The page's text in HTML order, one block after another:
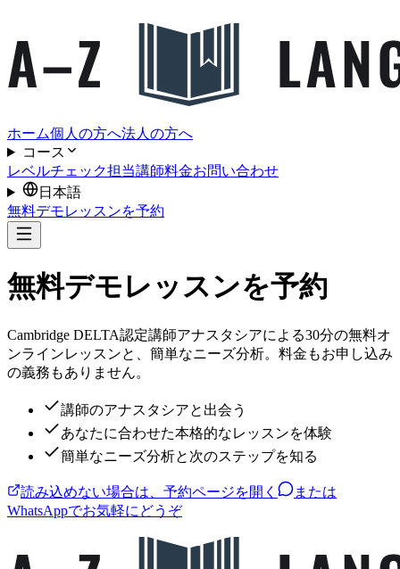
ホーム個人の方へ法人の方へ
コース
レベルチェック担当講師料金お問い合わせ
日本語
無料デモレッスンを予約
無料デモレッスンを予約
Cambridge DELTA認定講師アナスタシアによる30分の無料オ
ンラインレッスンと、簡単なニーズ分析。料金もお申し込み
の義務もありません。
講師のアナスタシアと出会う
あなたに合わせた本格的なレッスンを体験
簡単なニーズ分析と次のステップを知る
読み込めない場合は、予約ページを開く
または
WhatsAppでお気軽にどうぞ